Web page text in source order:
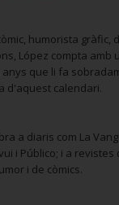
humorista gràfic,
López compta amb
que li fa
d'aquest calendari.
a diaris com La
i Público; i a revistes
i de còmics.